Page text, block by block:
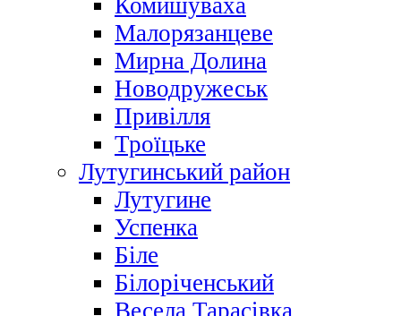
Комишуваха
Малорязанцеве
Мирна Долина
Новодружеськ
Привілля
Троїцьке
Лутугинський район
Лутугине
Успенка
Біле
Білоріченський